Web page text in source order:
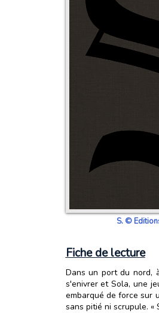
S. ©
Fiche de lecture
Dans un port du nord,
s'enivrer et Sola, une
embarqué de force sur
sans pitié ni scrupule. «